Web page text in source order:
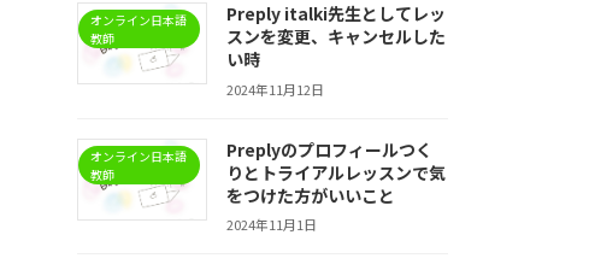
オンライン日本語
教師
Preply italki先生としてレッ
スンを変更、キャンセルした
い時
2024年11月12日
オンライン日本語
教師
Preplyのプロフィールつく
りとトライアルレッスンで気
をつけた方がいいこと
2024年11月1日